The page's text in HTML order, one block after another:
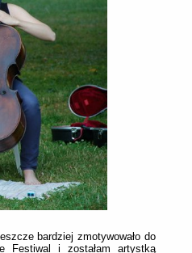
bardziej zmotywowało do
Festiwal i zostałam artystką